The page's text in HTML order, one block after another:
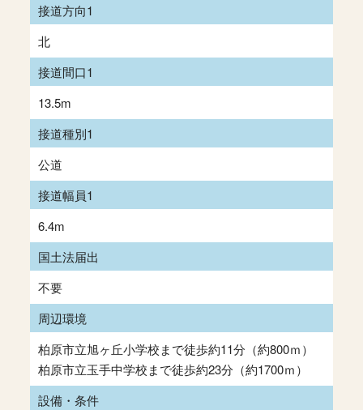
接道方向1
北
接道間口1
13.5m
接道種別1
公道
接道幅員1
6.4m
国土法届出
不要
周辺環境
柏原市立旭ヶ丘小学校まで徒歩約11分（約800ｍ）
柏原市立玉手中学校まで徒歩約23分（約1700ｍ）
設備・条件